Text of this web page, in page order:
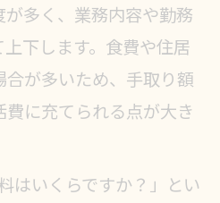
多く、業務内容や勤務
下します。食費や住居
が多いため、手取り額
に充てられる点が大き
はいくらですか？」とい